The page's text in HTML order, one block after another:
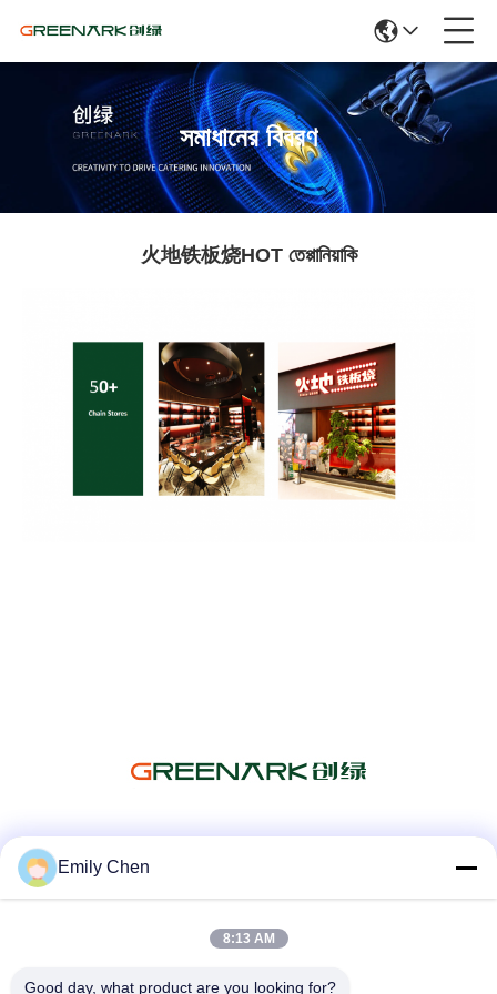
সমাধানের বিবরণ
火地铁板烧HOT তেপ্পানিয়াকি
Emily Chen
8:13 AM
Good day, what product are you looking for?